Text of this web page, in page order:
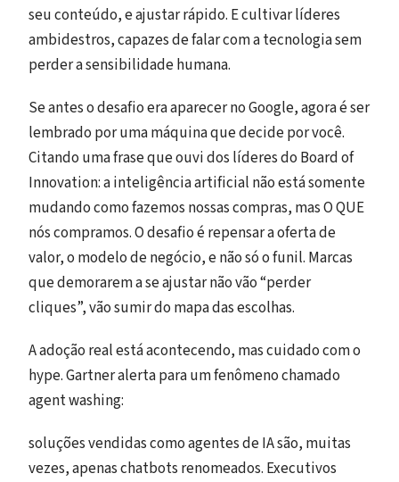
seu conteúdo, e ajustar rápido. E cultivar líderes
ambidestros, capazes de falar com a tecnologia sem
perder a sensibilidade humana.
Se antes o desafio era aparecer no Google, agora é ser
lembrado por uma máquina que decide por você.
Citando uma frase que ouvi dos líderes do Board of
Innovation: a inteligência artificial não está somente
mudando como fazemos nossas compras, mas O QUE
nós compramos. O desafio é repensar a oferta de
valor, o modelo de negócio, e não só o funil. Marcas
que demorarem a se ajustar não vão “perder
cliques”, vão sumir do mapa das escolhas.
A adoção real está acontecendo, mas cuidado com o
hype. Gartner alerta para um fenômeno chamado
agent washing:
soluções vendidas como agentes de IA são, muitas
vezes, apenas chatbots renomeados. Executivos